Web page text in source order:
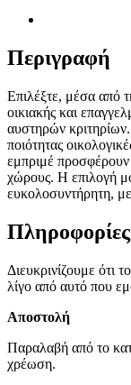
Περιγραφή
Επιλέξτε, μέσα από
οικιακής και
αυστηρών
ποιότητας
εμπριμέ προσφέρουν
χώρους. Η επιλογή
ευκολοσυντήρητη,
Πληροφορίες
Διευκρινίζουμε ότι
λίγο από αυτό που
Αποστολή
Παραλαβή από το
χρέωση.